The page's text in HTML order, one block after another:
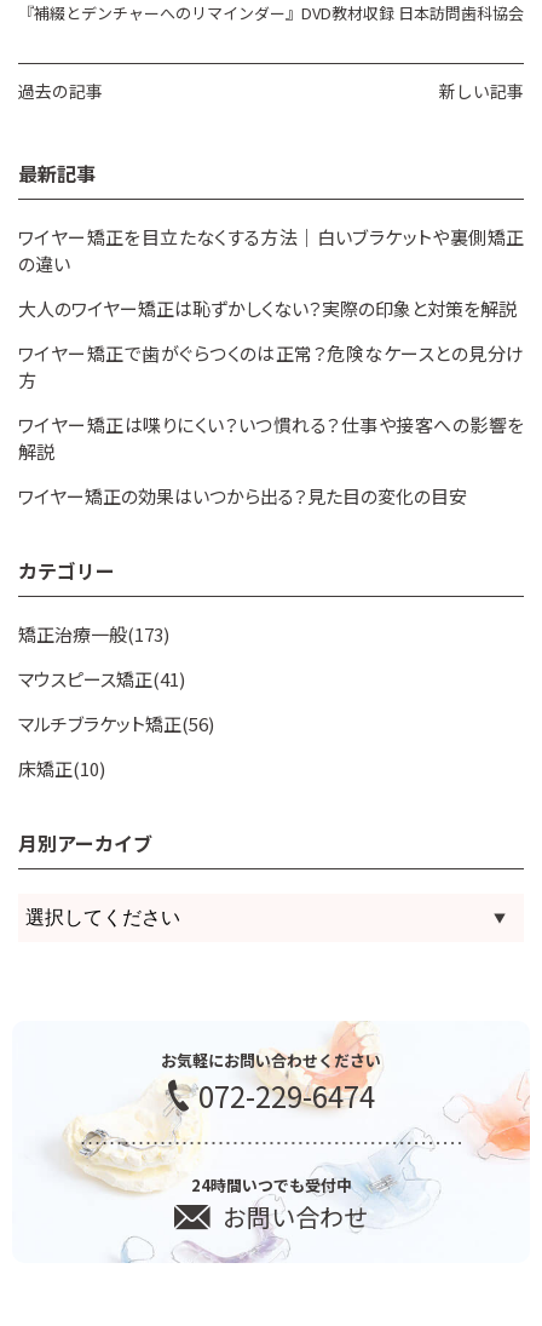
『補綴とデンチャーへのリマインダー』DVD教材収録 日本訪問歯科協会
新しい記事
過去の記事
最新記事
ワイヤー矯正を目立たなくする方法｜白いブラケットや裏側矯正
の違い
大人のワイヤー矯正は恥ずかしくない？実際の印象と対策を解説
ワイヤー矯正で歯がぐらつくのは正常？危険なケースとの見分け
方
ワイヤー矯正は喋りにくい？いつ慣れる？仕事や接客への影響を
解説
ワイヤー矯正の効果はいつから出る？見た目の変化の目安
カテゴリー
矯正治療一般(173)
マウスピース矯正(41)
マルチブラケット矯正(56)
床矯正(10)
月別アーカイブ
お気軽にお問い合わせください
072-229-6474
24時間いつでも受付中
お問い合わせ